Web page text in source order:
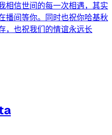
相信世间的每一次相遇，其实
播间等你。同时也祝你哈基秋
，也祝我们的情谊永远长